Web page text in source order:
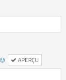
APERÇU